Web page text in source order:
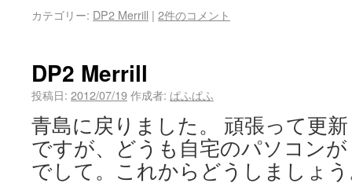
カテゴリー: DP2 Merrill | 2件のコメント
DP2 Merrill
投稿日: 2012/07/19作成者: ぱふぱふ
青島に戻りました。 頑張って更
ですが、どうも自宅のパソコン
でして。これからどうしましょ